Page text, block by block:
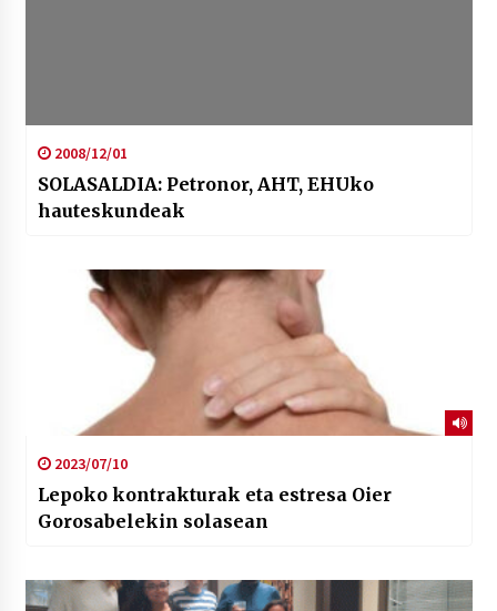
2008/12/01
SOLASALDIA: Petronor, AHT, EHUko
hauteskundeak
2023/07/10
Lepoko kontrakturak eta estresa Oier
Gorosabelekin solasean